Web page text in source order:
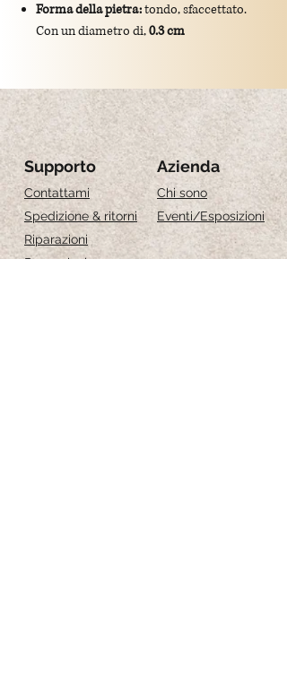
Forma della pietra:tondo, sfaccettato.
Con un diametro di,0.3 cm
di 1 cm
Montatura: gancio in argento
925/placcato oro.
Significato simbolico: il granato è
tradizionalmente associato all’amore, alla
passione e alla protezione
Supporto
Contattami
Spedizione & ritorni
Riparazioni
Recensioni
Azienda
Chi sono
Eventi/Esposizioni